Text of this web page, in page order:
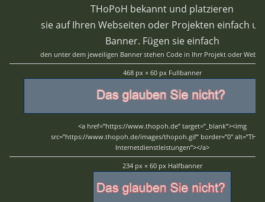
THoPoH bekannt und platzieren
sie auf Ihren Webseiten oder Projekten einfach
Banner. Fügen sie einfach
den unter dem jeweiligen Banner stehen Code in Ihrr Projekt oder
468 px × 60 px Fullbanner
<a href=”https://www.thopoh.de” target=”_blank”><img
src=”https://www.thopoh.de/images/thopoh.gif” border=”0″
Internetdienstleistungen”></a>
234 px × 60 px Halfbanner